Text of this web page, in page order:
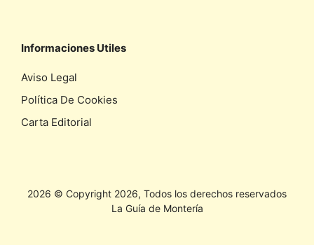
Informaciones Utiles
Aviso Legal
Política De Cookies
Carta Editorial
2026 © Copyright 2026, Todos los derechos reservados
La Guía de Montería